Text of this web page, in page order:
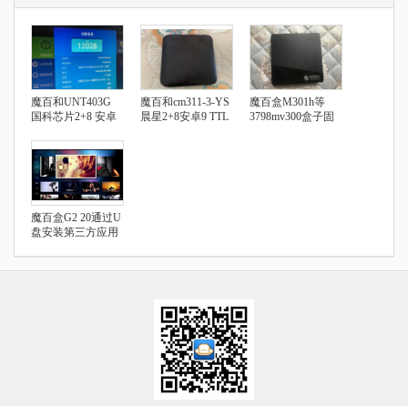
魔百和UNT403G
国科芯片2+8 安卓
魔百和cm311-3-YS
晨星2+8安卓9 TTL
魔百盒M301h等
3798mv300盒子固
魔百盒G2 20通过U
盘安装第三方应用